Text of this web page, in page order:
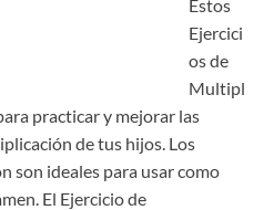
Estos
Ejercici
os de
Multipl
practicar y mejorar las
de tus hijos. Los
son ideales para usar como
El Ejercicio de